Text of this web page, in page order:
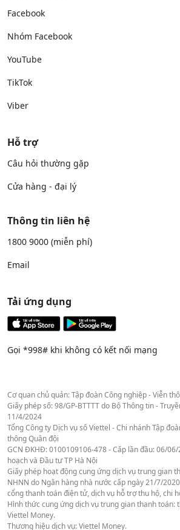
Facebook
Nhóm Facebook
YouTube
TikTok
Viber
Hỗ trợ
Câu hỏi thường gặp
Cửa hàng - đại lý
Thông tin liên hệ
1800 9000 (miễn phí)
Email
Tải ứng dụng
Gọi *998# khi không có kết nối mạng
Cơ quan chủ quản: Tập đoàn Công nghiệp - Viễn
Giấy phép số: 98/GP-BTTTT do Bộ Thông tin -
11/4/2024
Tổng Công ty Dịch vụ số Viettel - Chi nhánh Tập
thông Quân đội
GCN ĐKHĐ: 0100109106-478 - Cấp lần đầu: 06/06/
hoạch và Đầu tư TP Hà Nội
Giấy phép hoạt động cung ứng dịch vụ trung gian
NHNN do Ngân hàng nhà nước cấp ngày 21/7/
cổng thanh toán điện tử, dịch vụ hỗ trợ thu hộ, chi
Hình thức cung ứng dịch vụ trung gian thanh toán:
Viettel Money.
Thương hiệu dịch vụ: Viettel Money.